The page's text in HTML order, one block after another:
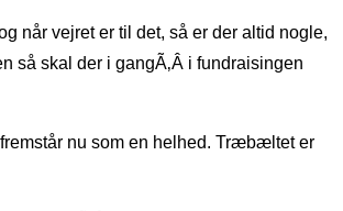
når vejret er til det, så er der altid nogle,
så skal der i gangÃ‚Â i fundraisingen
nu som en helhed. Træbæltet er